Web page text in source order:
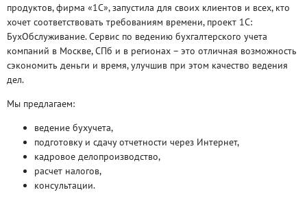
продуктов, фирма «1С», запустила для своих клиентов и всех, кто
хочет соответствовать требованиям времени, проект 1С:
БухОбслуживание. Сервис по ведению бухгалтерского учета
компаний в Москве, СПб и в регионах – это отличная возможность
сэкономить деньги и время, улучшив при этом качество ведения
дел.
Мы предлагаем:
ведение бухучета,
подготовку и сдачу отчетности через Интернет,
кадровое делопроизводство,
расчет налогов,
консультации.